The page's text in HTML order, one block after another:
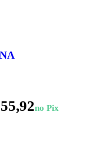
55,92no Pix